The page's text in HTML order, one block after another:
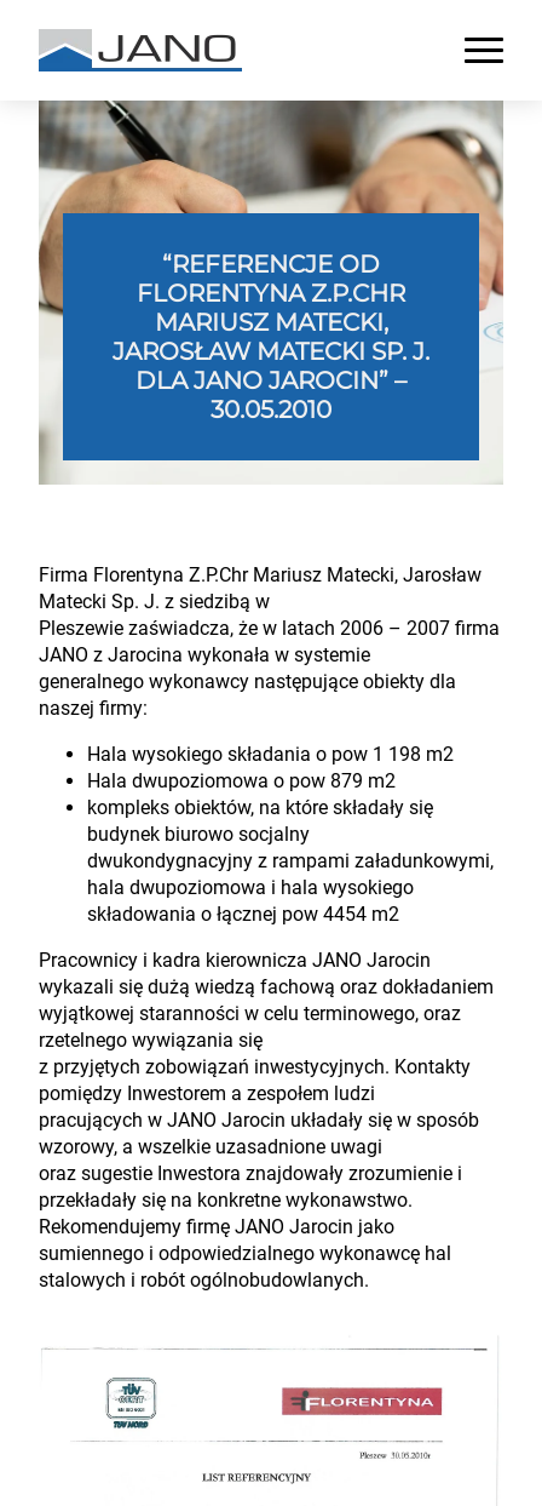
“REFERENCJE OD
FLORENTYNA Z.P.CHR
MARIUSZ MATECKI,
JAROSŁAW MATECKI SP. J.
DLA JANO JAROCIN” –
30.05.2010
Firma Florentyna Z.P.Chr Mariusz Matecki, Jarosław
Matecki Sp. J. z siedzibą w
Pleszewie zaświadcza, że w latach 2006 – 2007 firma
JANO z Jarocina wykonała w systemie
generalnego wykonawcy następujące obiekty dla
naszej firmy:
Hala wysokiego składania o pow 1 198 m2
Hala dwupoziomowa o pow 879 m2
kompleks obiektów, na które składały się
budynek biurowo socjalny
dwukondygnacyjny z rampami załadunkowymi,
hala dwupoziomowa i hala wysokiego
składowania o łącznej pow 4454 m2
Pracownicy i kadra kierownicza JANO Jarocin
wykazali się dużą wiedzą fachową oraz dokładaniem
wyjątkowej staranności w celu terminowego, oraz
rzetelnego wywiązania się
z przyjętych zobowiązań inwestycyjnych. Kontakty
pomiędzy Inwestorem a zespołem ludzi
pracujących w JANO Jarocin układały się w sposób
wzorowy, a wszelkie uzasadnione uwagi
oraz sugestie Inwestora znajdowały zrozumienie i
przekładały się na konkretne wykonawstwo.
Rekomendujemy firmę JANO Jarocin jako
sumiennego i odpowiedzialnego wykonawcę hal
stalowych i robót ogólnobudowlanych.